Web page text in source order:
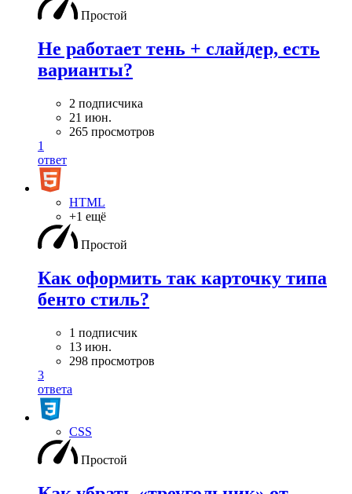
Простой
Не работает тень + слайдер, есть
варианты?
2 подписчика
21 июн.
265 просмотров
1
ответ
HTML
+1 ещё
Простой
Как оформить так карточку типа
бенто стиль?
1 подписчик
13 июн.
298 просмотров
3
ответа
CSS
Простой